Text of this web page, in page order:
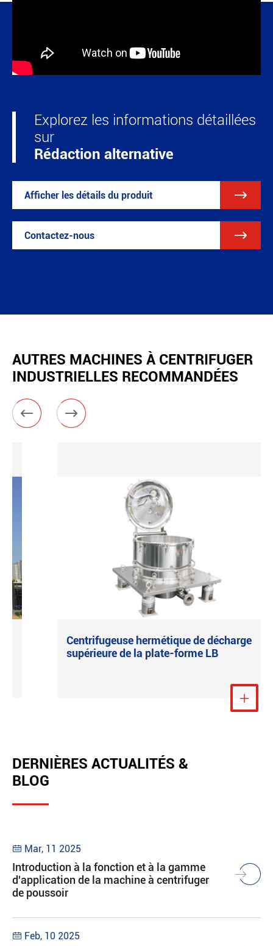
Explorez les informations détaillées
sur
Rédaction alternative
Afficher les détails du produit 
Contactez-nous 
AUTRES MACHINES À CENTRIFUGER
INDUSTRIELLES RECOMMANDÉES
 
Centrifugeuse hermétique de décharge
supérieure de la plate-forme LB
Voir plus

DERNIÈRES ACTUALITÉS &
BLOG
 Mar, 11 2025
Introduction à la fonction et à la gamme
d'application de la machine à centrifuger
de poussoir
 Feb, 10 2025